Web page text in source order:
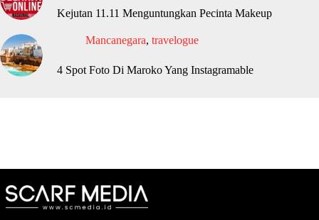
Kejutan 11.11 Menguntungkan Pecinta Makeup
Mancanegara, travelogue
4 Spot Foto Di Maroko Yang Instagramable